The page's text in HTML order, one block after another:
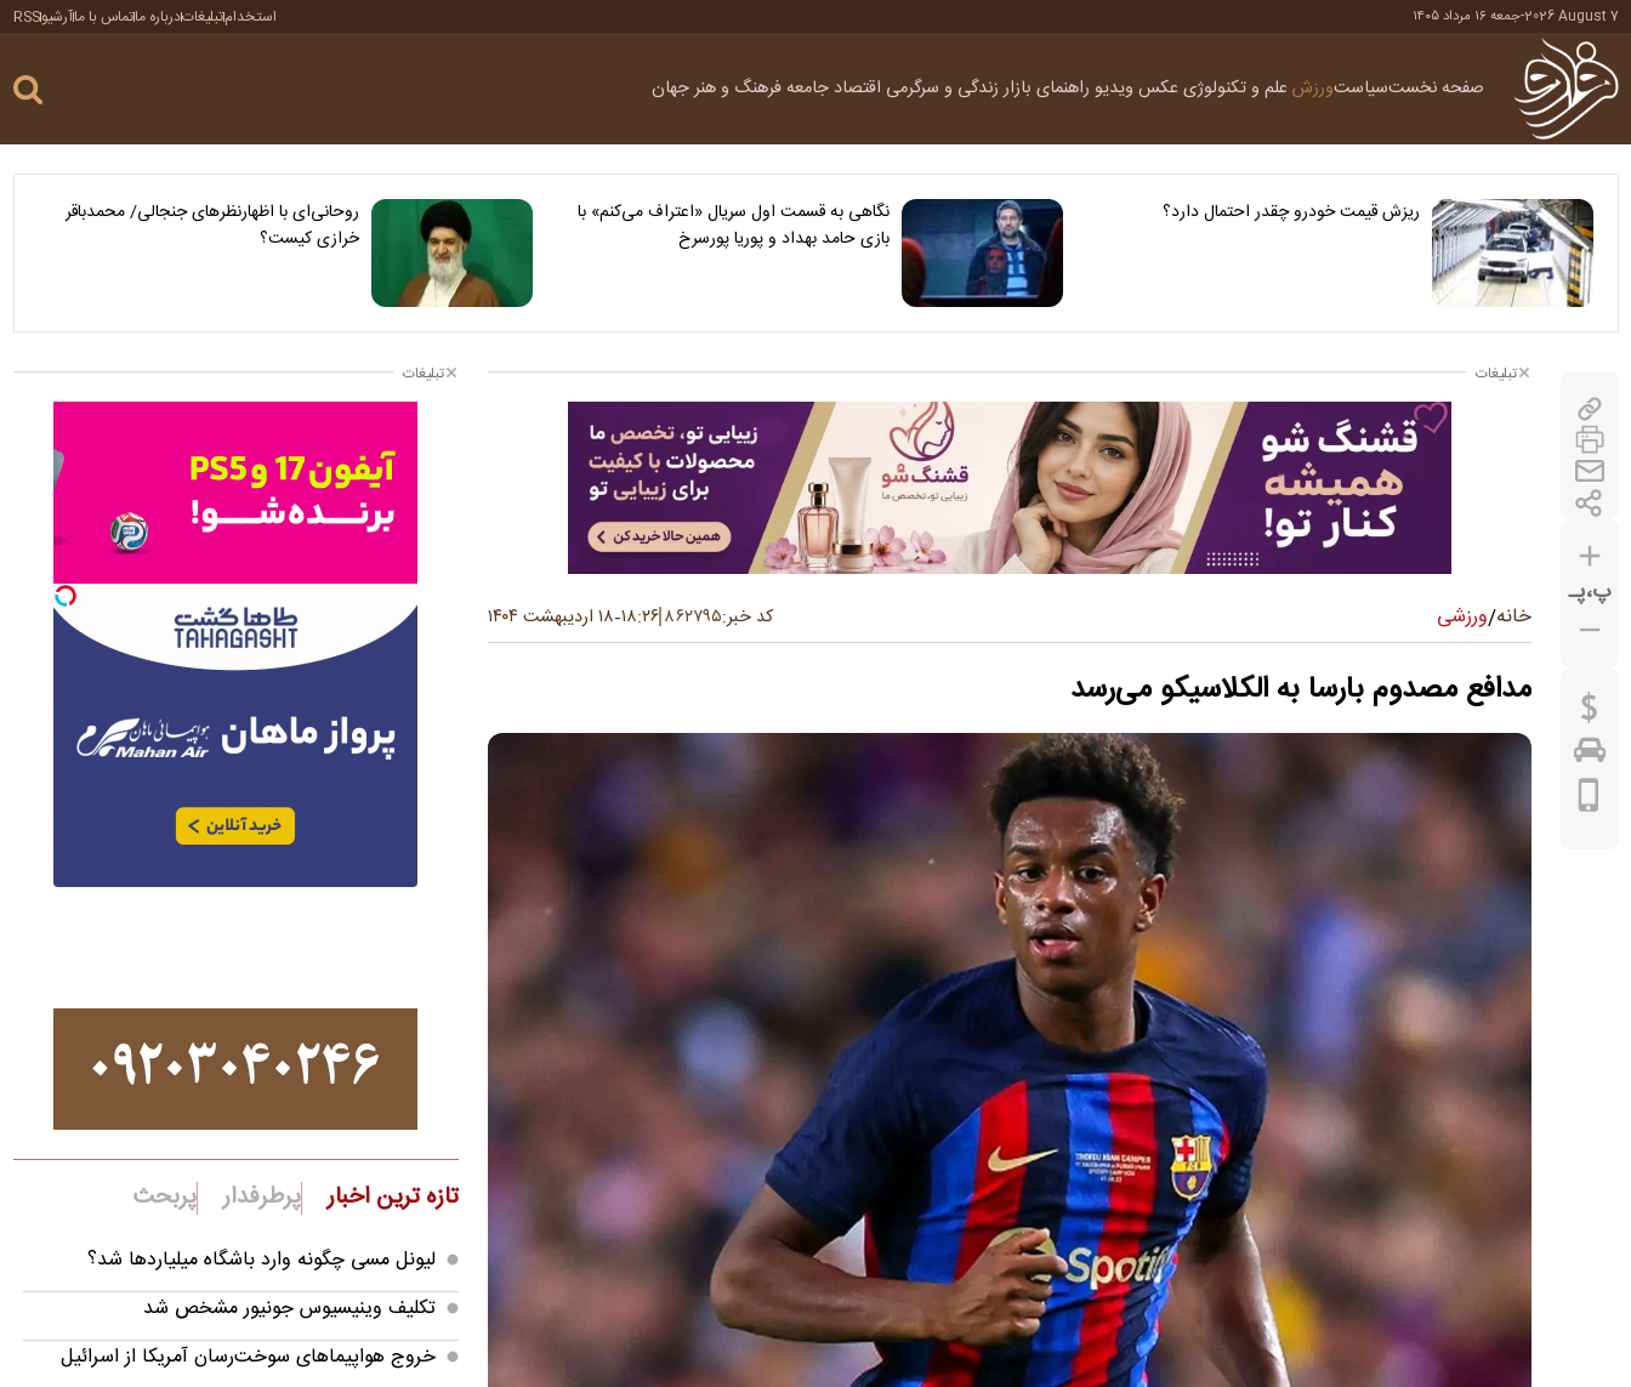
2026 August 7
-جمعه ۱۶ مرداد ۱۴۰۵ استخدامتبلیغاتدرباره ماتماس با ماآرشیوRSS
صفحه نخستسیاستورزش علم و تکنولوژی عکس ویدیو راهنمای بازارزندگی و سرگرمی اقتصاد جامعهفرهنگ و هنرجهان
ریزش قیمت خودرو چقدر احتمال دارد؟
نگاهی به قسمت اول سریال «اعتراف می‌کنم» با
بازی حامد بهداد و پوریا پورسرخ
روحانی‌ای با اظهارنظرهای جنجالی/ محمدباقر
خرازی کیست؟
پ،پـ
تبلیغات
خانه/ورزشی کد خبر:۸۶۲۷۹۵ ۱۸:۲۶-۱۸ اردیبهشت ۱۴۰۴
مدافع مصدوم بارسا به الکلاسیکو می‌رسد
تبلیغات
تازه ترین اخبار پرطرفدار پربحث
لیونل مسی چگونه وارد باشگاه میلیاردها شد؟
تکلیف وینیسیوس جونیور مشخص شد
خروج هواپیماهای سوخت‌رسان آمریکا از اسرائیل